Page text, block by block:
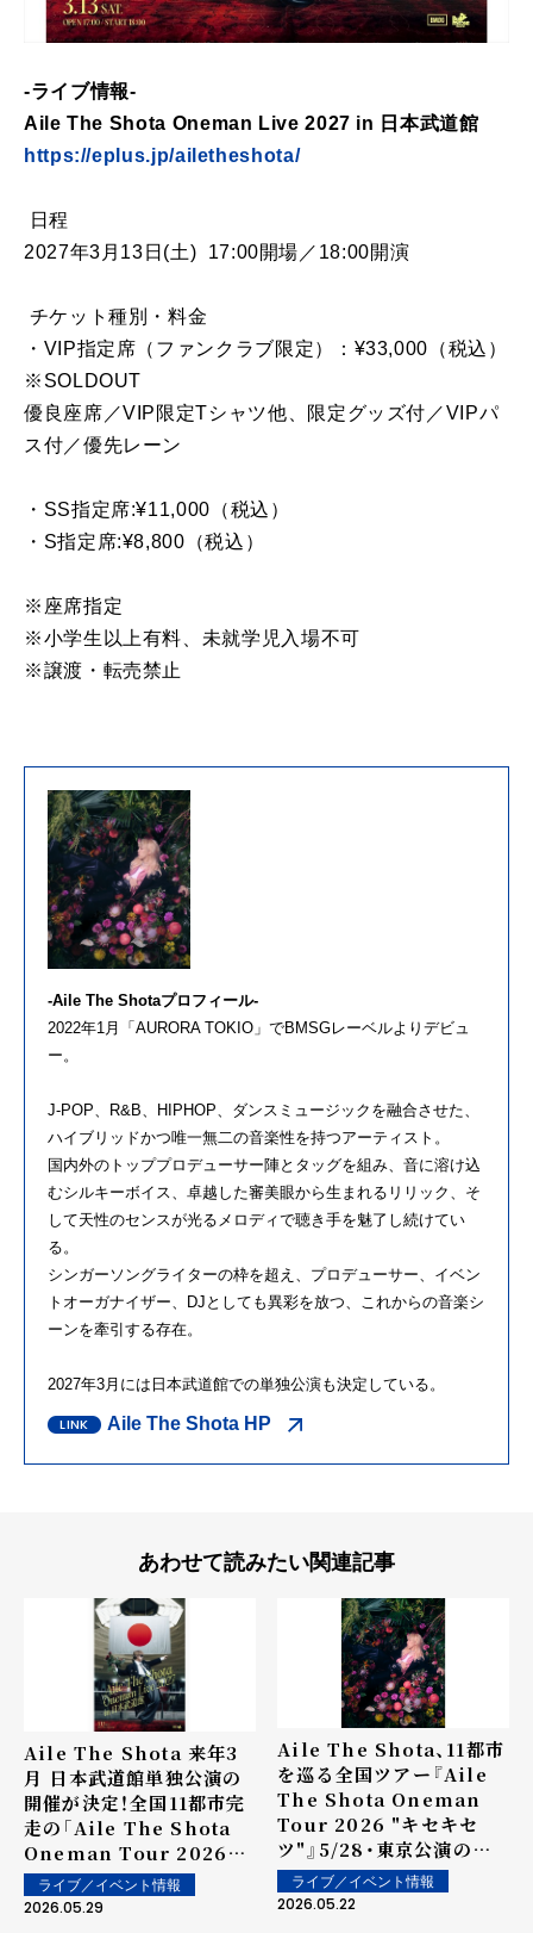
-ライブ情報-
Aile The Shota Oneman Live 2027 in 日本武道館
https://eplus.jp/ailetheshota/
︎日程
2027年3月13日(土) 17:00開場／18:00開演
︎チケット種別・料金
・VIP指定席（ファンクラブ限定）：¥33,000（税込）
※SOLDOUT
優良座席／VIP限定Tシャツ他、限定グッズ付／VIPパ
ス付／優先レーン
・SS指定席:¥11,000（税込）
・S指定席:¥8,800（税込）
※座席指定
※小学生以上有料、未就学児入場不可
※譲渡・転売禁止
-Aile The Shotaプロフィール-
2022年1月「AURORA TOKIO」でBMSGレーベルよりデビュ
ー。
J-POP、R&B、HIPHOP、ダンスミュージックを融合させた、
ハイブリッドかつ唯一無二の音楽性を持つアーティスト。
国内外のトッププロデューサー陣とタッグを組み、音に溶け込
むシルキーボイス、卓越した審美眼から生まれるリリック、そ
して天性のセンスが光るメロディで聴き手を魅了し続けてい
る。
シンガーソングライターの枠を超え、プロデューサー、イベン
トオーガナイザー、DJとしても異彩を放つ、これからの音楽シ
ーンを牽引する存在。
2027年3月には日本武道館での単独公演も決定している。
Aile The Shota HP
あわせて読みたい関連記事
Aile The Shota 来年3
月 日本武道館単独公演の
開催が決定！全国11都市完
走の「Aile The Shota
Oneman Tour 2026
"キセキセツ"」ツアーファ
イナルでサプライズ発表
ライブ／イベント情報
2026.05.29
Aile The Shota、11都市
を巡る全国ツアー『Aile
The Shota Oneman
Tour 2026 "キセキセ
ツ"』5/28・東京公演の
YouTubeライブ配信が決
定！
ライブ／イベント情報
2026.05.22